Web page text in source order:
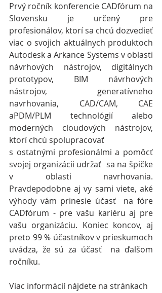
Prvý ročník konferencie CADfórum na
Slovensku je určený pre
profesionálov, ktorí sa chcú dozvedieť
viac o svojich aktuálnych produktoch
Autodesk a Arkance Systems v oblasti
návrhových nástrojov, digitálnych
prototypov, BIM návrhových
nástrojov, generatívneho
navrhovania, CAD/CAM, CAE
aPDM/PLM technológií alebo
moderných cloudových nástrojov,
ktorí chcú spolupracovať
s ostatnými profesionálmi a pomôcť
svojej organizácii udržať  sa na špičke
v oblasti navrhovania.
Pravdepodobne aj vy sami viete, aké
výhody vám prinesie účasť  na fóre
CADfórum - pre vašu kariéru aj pre
vašu organizáciu. Koniec koncov, aj
preto 99 % účastníkov v prieskumoch
uvádza, že sú za účasť  na ďalšom
ročníku.
Viac informácií nájdete na stránkach